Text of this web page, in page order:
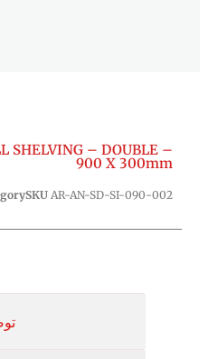
SHELVING – DOUBLE –
900 X 300mm
SKU AR-AN-SD-SI-090-002